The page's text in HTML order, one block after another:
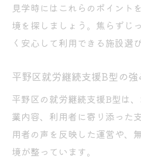
見学時にはこれらのポイント
境を探しましょう。焦らずじ
く安心して利用できる施設選
平野区就労継続支援B型の
平野区の就労継続支援B型は
業内容、利用者に寄り添った
用者の声を反映した運営や、
境が整っています。